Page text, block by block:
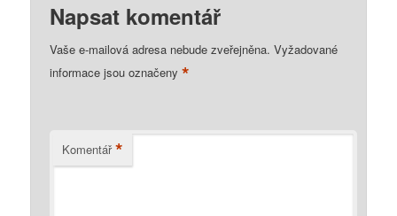
Napsat komentář
Vaše e-mailová adresa nebude zveřejněna. Vyžadované
informace jsou označeny*
Komentář *